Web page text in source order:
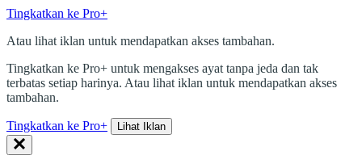
Tingkatkan ke Pro+
Atau lihat iklan untuk mendapatkan akses tambahan.
Tingkatkan ke Pro+ untuk mengakses ayat tanpa jeda dan tak
terbatas setiap harinya. Atau lihat iklan untuk mendapatkan akses
tambahan.
Tingkatkan ke Pro+ Lihat Iklan